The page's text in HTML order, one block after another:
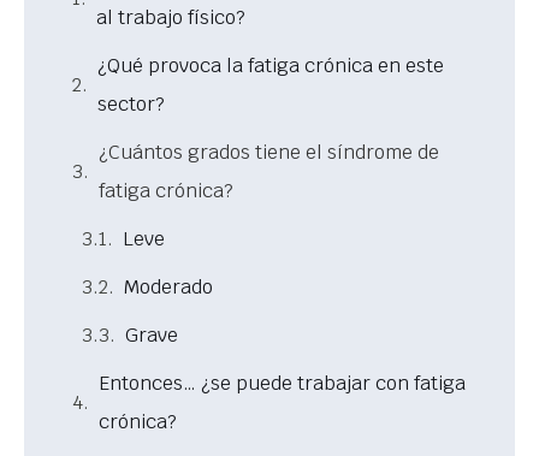
al trabajo físico?
¿Qué provoca la fatiga crónica en este
sector?
¿Cuántos grados tiene el síndrome de
fatiga crónica?
Leve
Moderado
Grave
Entonces… ¿se puede trabajar con fatiga
crónica?